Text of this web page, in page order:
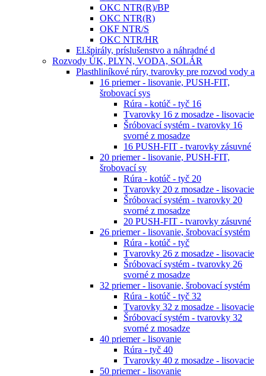
OKC NTR(R)/BP
OKC NTR(R)
OKF NTR/S
OKC NTR/HR
El.špirály, príslušenstvo a náhradné d
Rozvody ÚK, PLYN, VODA, SOLÁR
Plasthliníkové rúry, tvarovky pre rozvod vody a
16 priemer - lisovanie, PUSH-FIT,
šrobovací sys
Rúra - kotúč - tyč 16
Tvarovky 16 z mosadze - lisovacie
Šróbovací systém - tvarovky 16
svorné z mosadze
16 PUSH-FIT - tvarovky zásuvné
20 priemer - lisovanie, PUSH-FIT,
šrobovací sy
Rúra - kotúč - tyč 20
Tvarovky 20 z mosadze - lisovacie
Šróbovací systém - tvarovky 20
svorné z mosadze
20 PUSH-FIT - tvarovky zásuvné
26 priemer - lisovanie, šrobovací systém
Rúra - kotúč - tyč
Tvarovky 26 z mosadze - lisovacie
Šróbovací systém - tvarovky 26
svorné z mosadze
32 priemer - lisovanie, šrobovací systém
Rúra - kotúč - tyč 32
Tvarovky 32 z mosadze - lisovacie
Šróbovací systém - tvarovky 32
svorné z mosadze
40 priemer - lisovanie
Rúra - tyč 40
Tvarovky 40 z mosadze - lisovacie
50 priemer - lisovanie